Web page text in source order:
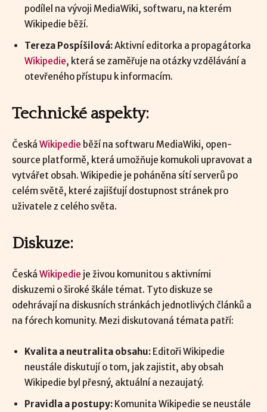
podílel na vývoji MediaWiki, softwaru, na kterém
Wikipedie běží.
Tereza Pospíšilová:Aktivní editorka a propagátorka
Wikipedie, která se zaměřuje na otázky vzdělávání a
otevřeného přístupu k informacím.
Technické aspekty:
Česká Wikipedie běží na softwaru MediaWiki, open-
source platformě, která umožňuje komukoli upravovat a
vytvářet obsah. Wikipedie je poháněna sítí serverů po
celém světě, které zajišťují dostupnost stránek pro
uživatele z celého světa.
Diskuze:
Česká Wikipedie je živou komunitou s aktivními
diskuzemi o široké škále témat. Tyto diskuze se
odehrávají na diskusních stránkách jednotlivých článků a
na fórech komunity. Mezi diskutovaná témata patří:
Kvalita a neutralita obsahu: Editoři Wikipedie
neustále diskutují o tom, jak zajistit, aby obsah
Wikipedie byl přesný, aktuální a nezaujatý.
Pravidla a postupy: Komunita Wikipedie se neustále